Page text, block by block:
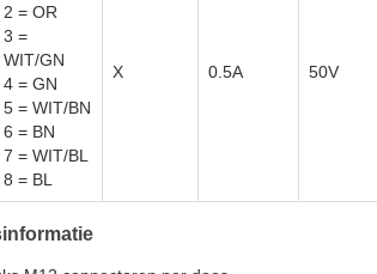
2 = OR
3 =
WIT/GN
4 = GN
5 = WIT/BN
6 = BN
7 = WIT/BL
8 = BL
X 0.5A 50V